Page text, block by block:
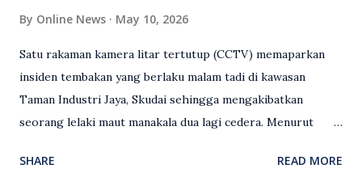
By Online News May 10, 2026
Satu rakaman kamera litar tertutup (CCTV) memaparkan
insiden tembakan yang berlaku malam tadi di kawasan
Taman Industri Jaya, Skudai sehingga mengakibatkan
seorang lelaki maut manakala dua lagi cedera. Menurut
kejadian berlaku sekitar jam 11 malam dan pihak polis
SHARE READ MORE